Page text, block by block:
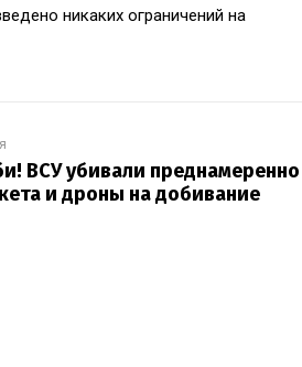
никаких ограничений на
ВСУ убивали преднамеренно
и дроны на добивание